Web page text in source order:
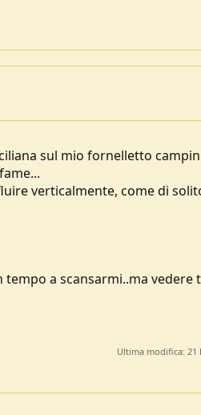
sul mio fornelletto
verticalmente, come di
a scansarmi..ma vedere
Ultima modifica: 21